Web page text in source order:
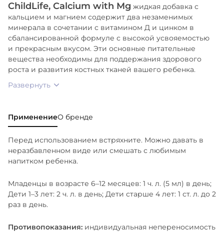
Не содержит молока, яиц, пшеницы, дрожжей,
кукурузы. Без искусственных красителей,
ароматизаторов и подсластителей.
ChildLife, Calcium with Mg жидкая добавка с
кальцием и магнием содержит два незаменимых
минерала в сочетании с витамином Д и цинком в
сбалансированной формуле с высокой усвояемостью
и прекрасным вкусом. Эти основные питательные
вещества необходимы для поддержания здорового
роста и развития костных тканей вашего ребенка.
Развернуть
ПрименениеО бренде
Перед использованием встряхните. Можно давать в
неразбавленном виде или смешать с любимым
напитком ребенка.
Младенцы в возрасте 6–12 месяцев: 1 ч. л. (5 мл) в день;
Дети 1–3 лет: 2 ч. л. в день; Дети старше 4 лет: 1 ст. л. до 2
раз в день.
Противопоказания: индивидуальная непереносимость